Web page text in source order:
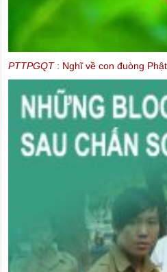
Những Tuyên ngôn và Công ước
Chính trị cho mọi người trên trái đất